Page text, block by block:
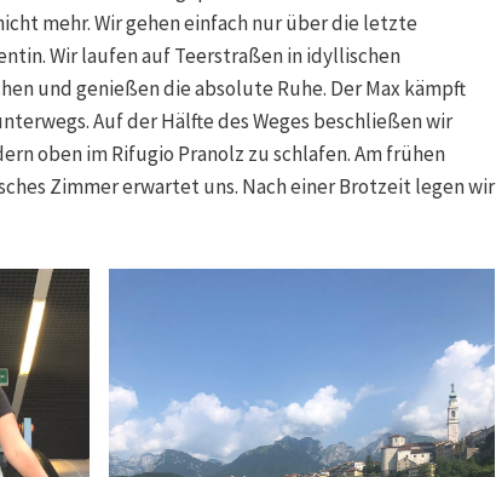
mehr. Wir gehen einfach nur über die letzte
Wir laufen auf Teerstraßen in idyllischen
und genießen die absolute Ruhe. Der Max kämpft
Auf der Hälfte des Weges beschließen wir
oben im Rifugio Pranolz zu schlafen. Am frühen
Zimmer erwartet uns. Nach einer Brotzeit legen wir